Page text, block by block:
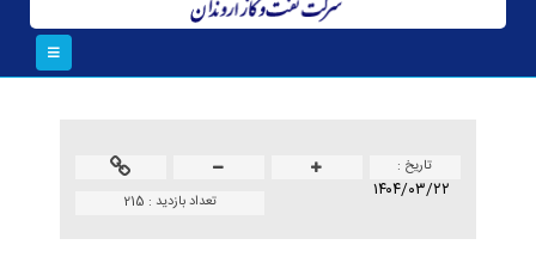
تاريخ :
۱۴۰۴/۰۳/۲۲ تعداد بازدید : 215